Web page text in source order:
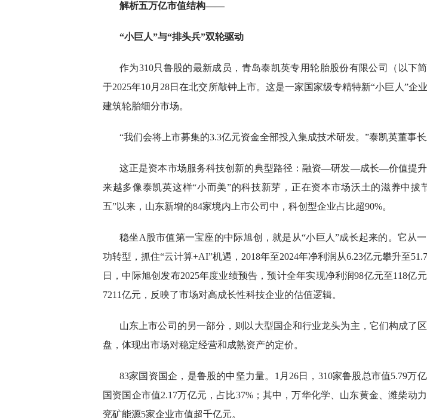
解析五万亿市值结构——
“小巨人”与“排头兵”双轮驱动
作为310只鲁股的最新成员，青岛泰凯英专用轮胎股份有限公司（以下简
于2025年10月28日在北交所敲钟上市。这是一家国家级专精特新“小巨人”企
建筑轮胎细分市场。
“我们会将上市募集的3.3亿元资金全部投入集成技术研发。”泰凯英董事长
这正是资本市场服务科技创新的典型路径：融资—研发—成长—价值提
来越多像泰凯英这样“小而美”的科技新芽，正在资本市场沃土的滋养中拔
五”以来，山东新增的84家境内上市公司中，科创型企业占比超90%。
稳坐A股市值第一宝座的中际旭创，就是从“小巨人”成长起来的。它从
功转型，抓住“云计算+AI”机遇，2018年至2024年净利润从6.23亿元攀升至
日，中际旭创发布2025年度业绩预告，预计全年实现净利润98亿元至118亿
7211亿元，反映了市场对高成长性科技企业的估值逻辑。
山东上市公司的另一部分，则以大型国企和行业龙头为主，它们构成了
盘，体现出市场对稳定经营和成熟资产的定价。
83家国资国企，是鲁股的中坚力量。1月26日，310家鲁股总市值5.79万
国资国企市值2.17万亿元，占比37%；其中，万华化学、山东黄金、潍柴动力
兖矿能源5家企业市值超千亿元。